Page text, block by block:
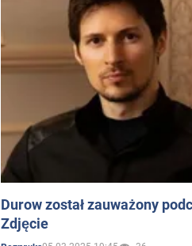
Durow został zauważony
Zdjęcie